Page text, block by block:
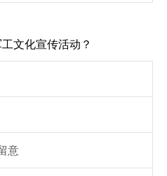
文化宣传活动？
意